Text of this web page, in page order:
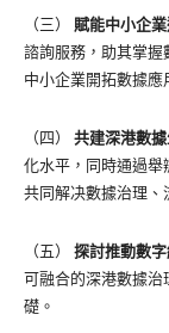
（三） 賦能中小企
諮詢服務，助其掌握
中小企業開拓數據應
（四） 共建深港數據
化水平，同時通過舉
共同解决數據治理、
（五） 探討推動數
可融合的深港數據治
礎。